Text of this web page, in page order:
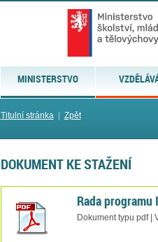
MINISTERSTVO
Titulní stránka| Zpět
DOKUMENT KE STAŽENÍ
Rada programu
Dokument typu pdf |